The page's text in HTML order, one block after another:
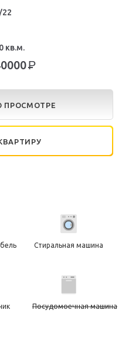
22
кв.м.
Р
ПРОСМОТРЕ
Стиральная машина
Посудомоечная машина